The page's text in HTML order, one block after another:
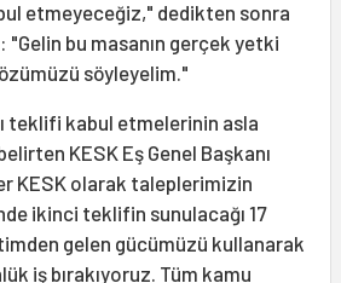
etmeyeceğiz," dedikten sonra
bu masanın gerçek yetki
söyleyelim."
teklifi kabul etmelerinin asla
KESK Eş Genel Başkanı
KESK olarak taleplerimizin
ikinci teklifin sunulacağı 17
gelen gücümüzü kullanarak
iş bırakıyoruz. Tüm kamu